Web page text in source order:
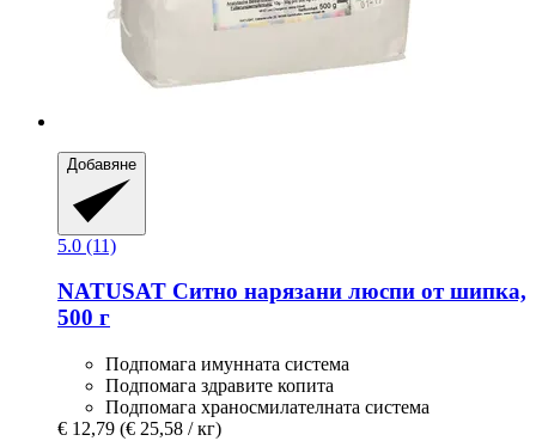
Добавяне
5.0 (11)
NATUSAT Ситно нарязани люспи от шипка,
500 г
Подпомага имунната система
Подпомага здравите копита
Подпомага храносмилателната система
€ 12,79 (€ 25,58 / кг)